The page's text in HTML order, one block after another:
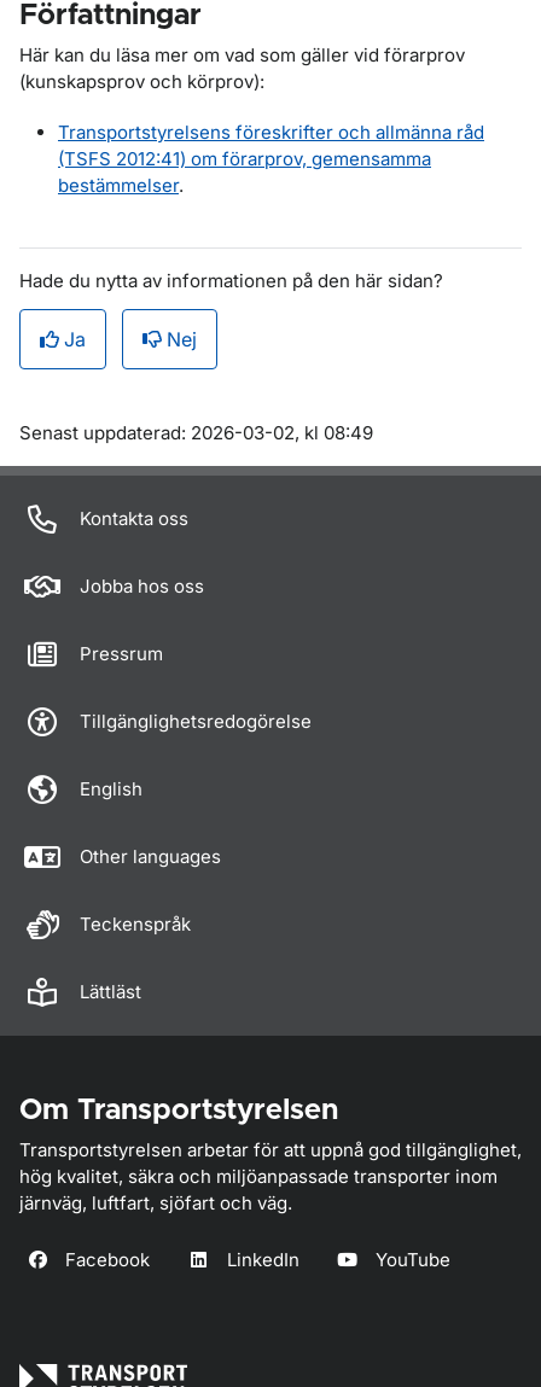
Författningar
Här kan du läsa mer om vad som gäller vid förarprov
(kunskapsprov och körprov):
Transportstyrelsens föreskrifter och allmänna råd
(TSFS 2012:41) om förarprov, gemensamma
bestämmelser.
Hade du nytta av informationen på den här sidan?
Ja Nej
Om sidan
Senast uppdaterad: 2026-03-02, kl 08:49
Kontakta oss
Jobba hos oss
Pressrum
Tillgänglighetsredogörelse
English
Other languages
Teckenspråk
Lättläst
Om Transportstyrelsen
Transportstyrelsen arbetar för att uppnå god tillgänglighet,
hög kvalitet, säkra och miljöanpassade transporter inom
järnväg, luftfart, sjöfart och väg.
Facebook LinkedIn YouTube